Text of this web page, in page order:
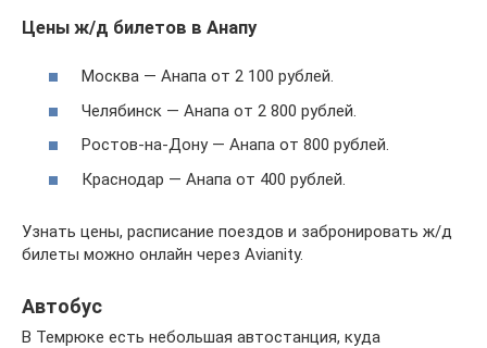
Цены ж/д билетов в Анапу
Москва — Анапа от 2 100 рублей.
Челябинск‎ — Анапа от 2 800 рублей.
Ростов-на-Дону — Анапа от 800 рублей.
Краснодар — Анапа от 400 рублей.
Узнать цены, расписание поездов и забронировать ж/д
билеты можно онлайн через Avianity.
Автобус
В Темрюке есть небольшая автостанция, куда